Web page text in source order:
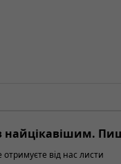
найцікавішим.
від нас листи